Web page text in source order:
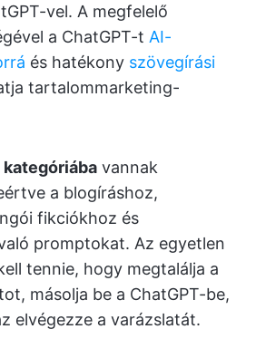
vel. A megfelelő
a ChatGPT-t AI-
és hatékony szövegírási
tartalommarketing-
vannak
a blogíráshoz,
fikciókhoz és
promptokat. Az egyetlen
tennie, hogy megtalálja a
másolja be a ChatGPT-be,
elvégezze a varázslatát.